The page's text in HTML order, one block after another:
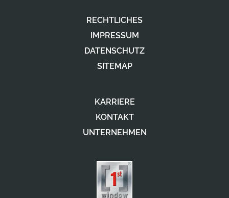
RECHTLICHES
IMPRESSUM
DATENSCHUTZ
SITEMAP
KARRIERE
KONTAKT
UNTERNEHMEN